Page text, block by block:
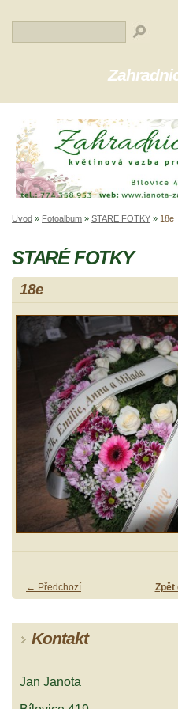
Úvod » Fotoalbum » STARÉ FOTKY » 18e
STARÉ FOTKY
18e
← Předchozí Zpět
Kontakt
Jan Janota